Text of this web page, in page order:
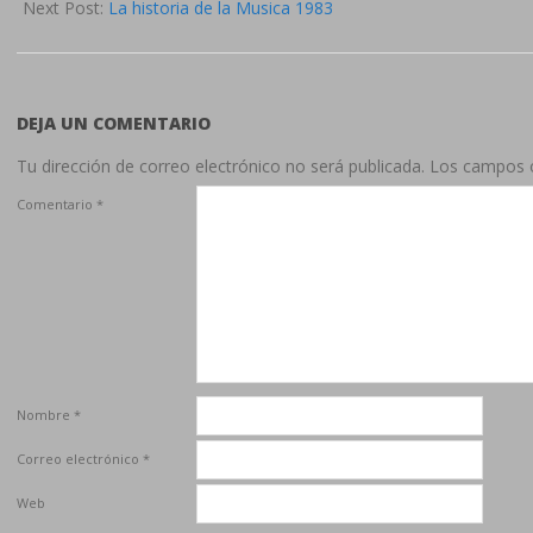
Next Post: La historia de la Musica 1983
DEJA UN COMENTARIO
Tu dirección de correo electrónico no será publicada. Los campos
Comentario *
Nombre *
Correo electrónico *
Web